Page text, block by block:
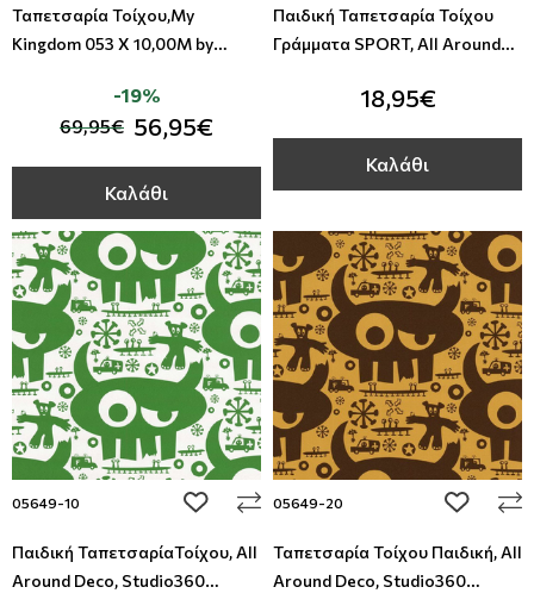
Ταπετσαρία Τοίχου,My
Kingdom 053 X 10,00M by
69,95€ 56,95€
-19%
Καλάθι
Παιδική Ταπετσαρία Τοίχου
Γράμματα SPORT, All Around
18,95€
Καλάθι
05649-10 add to wishlist
Παιδική ΤαπετσαρίαΤοίχου, All
Around Deco, Studio360
05649-20 add to
Ταπετσαρία Τοίχου Παιδική, All
Around Deco, Studio360